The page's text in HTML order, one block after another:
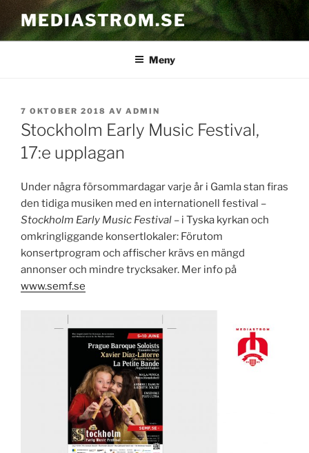
Hoppa
till
innehåll
MEDIASTROM.SE
Meny
PUBLICERAT
7 OKTOBER 2018 AV ADMIN
Stockholm Early Music Festival,
17:e upplagan
Under några försommardagar varje år i Gamla stan firas
den tidiga musiken med en internationell festival –
Stockholm Early Music Festival – i Tyska kyrkan och
omkringliggande konsertlokaler: Förutom
konsertprogram och affischer krävs en mängd
annonser och mindre trycksaker. Mer info på
www.semf.se